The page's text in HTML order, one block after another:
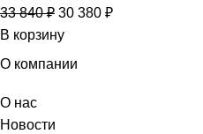
33 840₽ 30 380 ₽
В корзину
О компании
О нас
Новости